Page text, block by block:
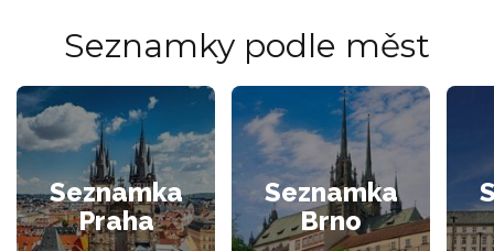
Seznamky podle měst
Seznamka
Praha
Seznamka
Brno